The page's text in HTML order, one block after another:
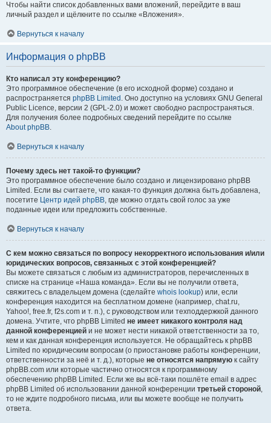
Чтобы найти список добавленных вами вложений, перейдите в ваш
личный раздел и щёлкните по ссылке «Вложения».
Вернуться к началу
Информация о phpBB
Кто написал эту конференцию?
Это программное обеспечение (в его исходной форме) создано и
распространяется phpBB Limited . Оно доступно на условиях GNU General
Public Licence, версии 2 (GPL-2.0) и может свободно распространяться.
Для получения более подробных сведений перейдите по ссылке
About phpBB.
Вернуться к началу
Почему здесь нет такой-то функции?
Это программное обеспечение было создано и лицензировано phpBB
Limited. Если вы считаете, что какая-то функция должна быть добавлена,
посетите Центр идей phpBB, где можно отдать свой голос за уже
поданные идеи или предложить собственные.
Вернуться к началу
С кем можно связаться по вопросу некорректного использования и/или
юридических вопросов, связанных с этой конференцией?
Вы можете связаться с любым из администраторов, перечисленных в
списке на странице «Наша команда». Если вы не получили ответа,
свяжитесь с владельцем домена (сделайте whois lookup) или, если
конференция находится на бесплатном домене (например, chat.ru,
Yahoo!, free.fr, f2s.com и т. п.), с руководством или техподдержкой данного
домена. Учтите, что phpBB Limited не имеет никакого контроля над
данной конференцией и не может нести никакой ответственности за то,
кем и как данная конференция используется. Не обращайтесь к phpBB
Limited по юридическим вопросам (о приостановке работы конференции,
ответственности за неё и т. д.), которые не относятся напрямую к сайту
phpBB.com или которые частично относятся к программному
обеспечению phpBB Limited. Если же вы всё-таки пошлёте email в адрес
phpBB Limited об использовании данной конференции третьей стороной,
то не ждите подробного письма, или вы можете вообще не получить
ответа.